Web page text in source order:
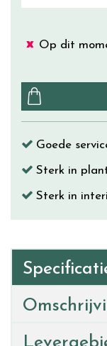
Op dit
Goede
Sterk in
Sterk in